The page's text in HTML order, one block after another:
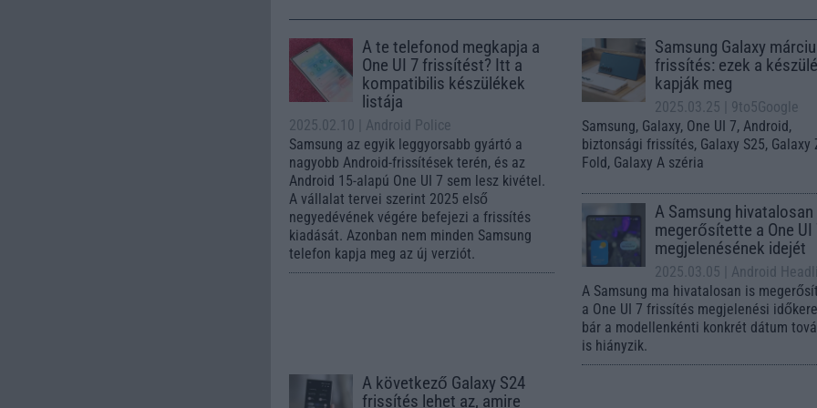
A te telefonod megkapja a
One UI 7 frissítést? Itt a
kompatibilis készülékek
listája
2025.02.10
| Android Police
Samsung az egyik leggyorsabb gyártó a
nagyobb Android-frissítések terén, és az
Android 15-alapú One UI 7 sem lesz kivétel.
A vállalat tervei szerint 2025 első
negyedévének végére befejezi a frissítés
kiadását. Azonban nem minden Samsung
telefon kapja meg az új verziót.
Samsung Galaxy
frissítés: ezek a
kapják meg
2025.03.25
| 9to5Google
Samsung, Galaxy, One UI 7, Android,
biztonsági frissítés, Galaxy S25, Galaxy
Fold, Galaxy A széria
A Samsung
megerősítette a One UI
megjelenésének idejét
2025.03.05
| Android
A Samsung ma hivatalosan is
a One UI 7 frissítés megjelenési
bár a modellenkénti konkrét dátum
is hiányzik.
A következő Galaxy S24
frissítés lehet az, amire